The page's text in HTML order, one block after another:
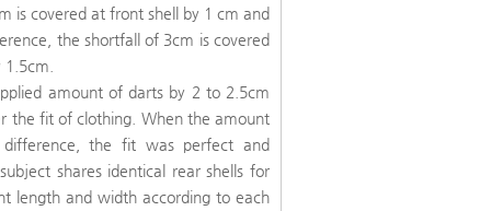
is covered at front shell by 1 cm and
the shortfall of 3cm is covered
amount of darts by 2 to 2.5cm
the fit of clothing. When the amount
the fit was perfect and
shares identical rear shells for
length and width according to each